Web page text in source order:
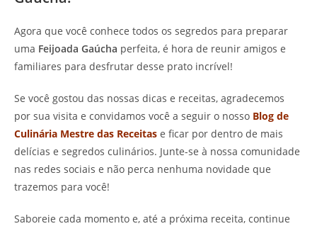
Agora que você conhece todos os segredos para preparar
uma Feijoada Gaúcha perfeita, é hora de reunir amigos e
familiares para desfrutar desse prato incrível!
Se você gostou das nossas dicas e receitas, agradecemos
por sua visita e convidamos você a seguir o nosso Blog de
Culinária Mestre das Receitas e ficar por dentro de mais
delícias e segredos culinários. Junte-se à nossa comunidade
nas redes sociais e não perca nenhuma novidade que
trazemos para você!
Saboreie cada momento e, até a próxima receita, continue